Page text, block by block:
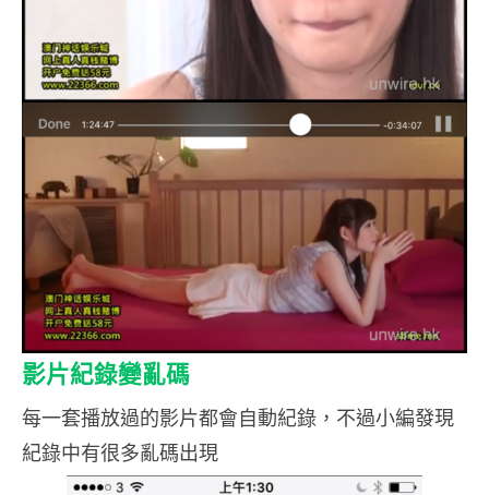
影片紀錄變亂碼
每一套播放過的影片都會自動紀錄，不過小編發現
紀錄中有很多亂碼出現